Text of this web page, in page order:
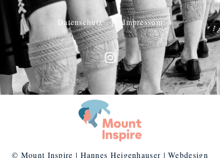
Datenschutz Impressum
© Mount Inspire | Hannes Heigenhauser | Webdesign